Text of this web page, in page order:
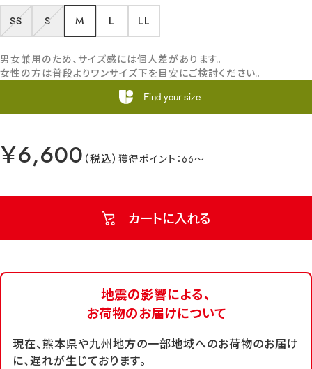
SS S M L LL
￥6,600 66
カートに入れる
男女兼用のため、サイズ感には個人差があります。
女性の方は普段よりワンサイズ下を目安にご検討ください。
Find your size
地震の影響による、
お荷物のお届けについて
現在、熊本県や九州地方の一部地域へのお荷物のお届け
に、遅れが生じております。